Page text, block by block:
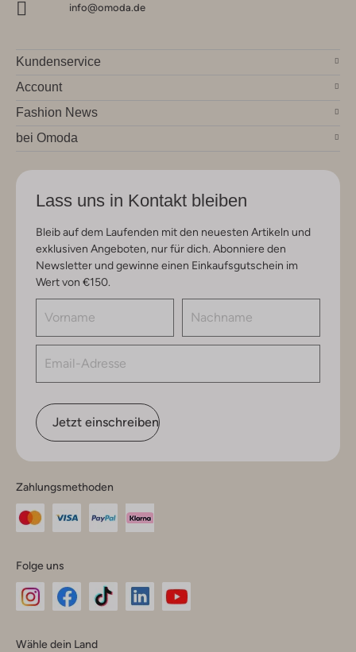
info@omoda.de
Kundenservice
Account
Fashion News
bei Omoda
Lass uns in Kontakt bleiben
Bleib auf dem Laufenden mit den neuesten Artikeln und
exklusiven Angeboten, nur für dich. Abonniere den
Newsletter und gewinne einen Einkaufsgutschein im
Wert von €150.
Jetzt einschreiben
Zahlungsmethoden
Folge uns
Wähle dein Land